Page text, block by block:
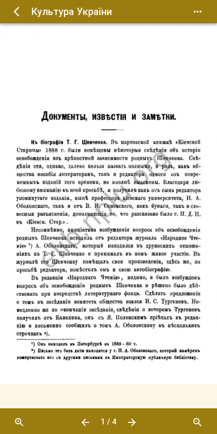
Культура України
1 / 4